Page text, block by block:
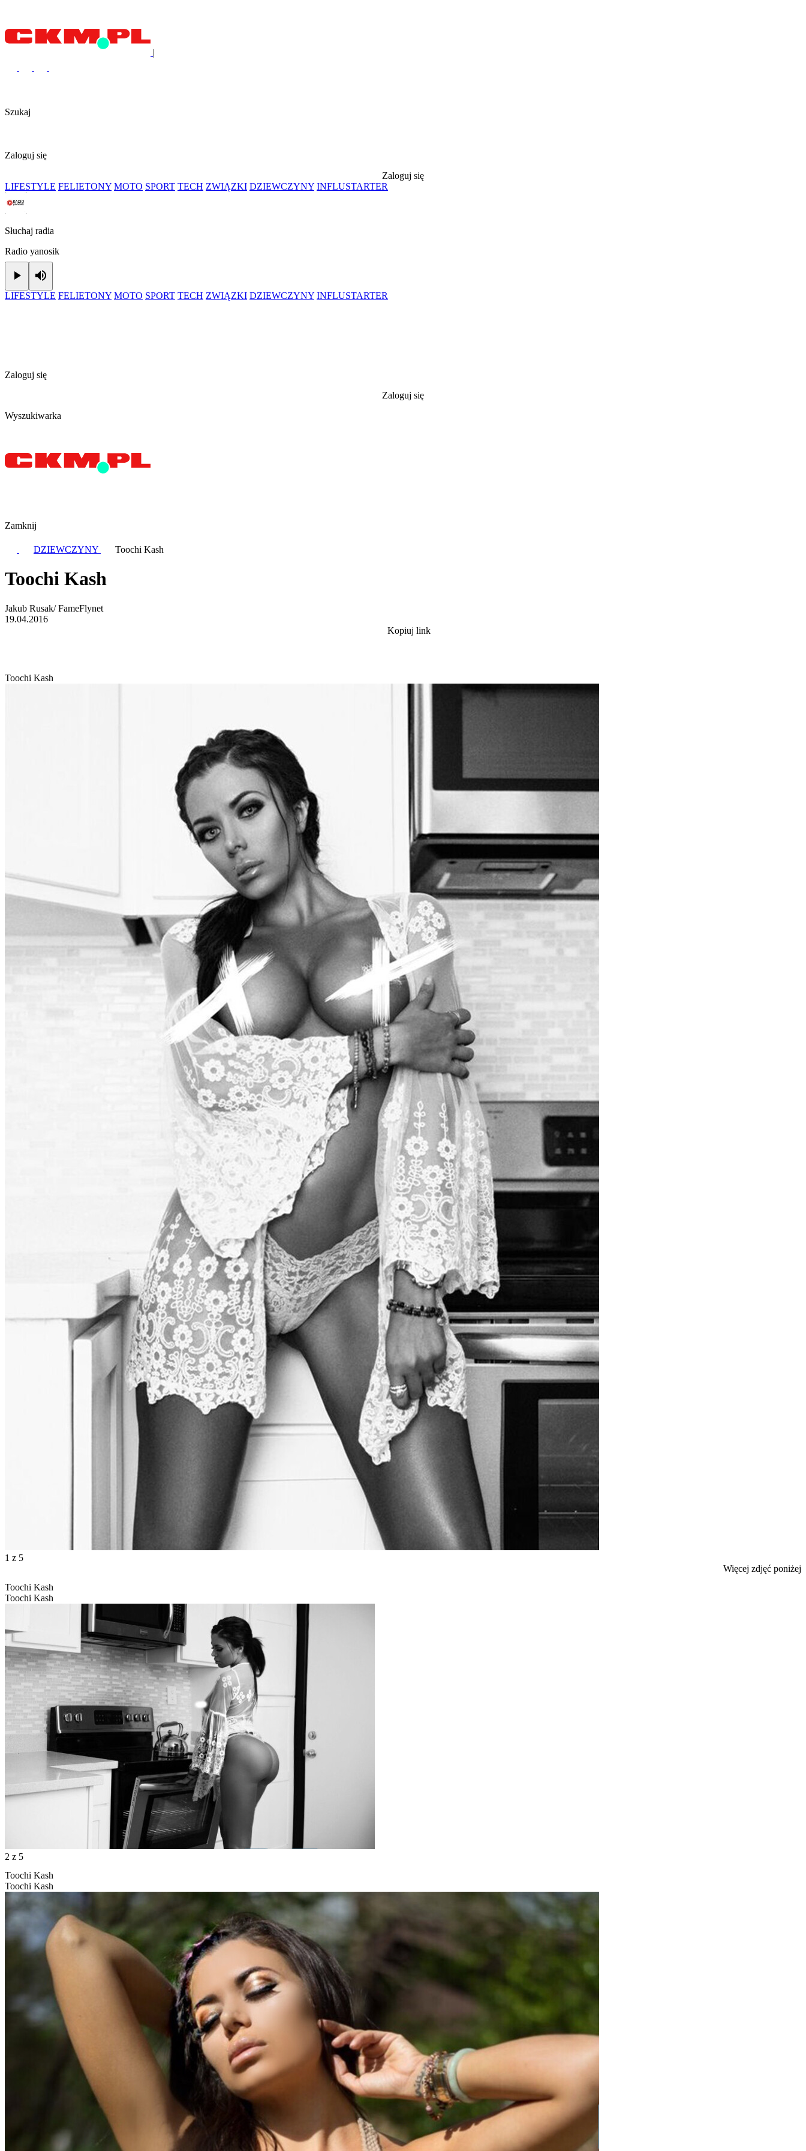
|
Szukaj
Zaloguj się
Zaloguj się
LIFESTYLE FELIETONY MOTO SPORT TECH ZWIĄZKI DZIEWCZYNY INFLUSTARTER
Słuchaj radia
Radio yanosik
Play
LIFESTYLE FELIETONY MOTO SPORT TECH ZWIĄZKI DZIEWCZYNY INFLUSTARTER
Zaloguj się
Zaloguj się
Wyszukiwarka
Zamknij
DZIEWCZYNY Toochi Kash
Toochi Kash
Jakub Rusak/ FameFlynet
19.04.2016
Kopiuj link
Toochi Kash
1 z 5
Więcej zdjęć poniżej
Toochi Kash
Toochi Kash
2 z 5
Toochi Kash
Toochi Kash